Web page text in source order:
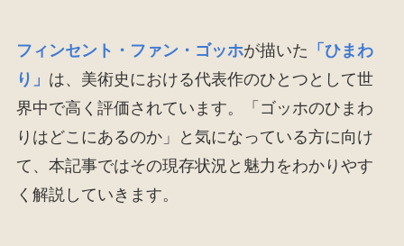
フィンセント・ファン・ゴッホが描いた 「ひまわ
り」 は、美術史における代表作のひとつとして世
界中で高く評価されています。「ゴッホのひまわ
りはどこにあるのか」と気になっている方に向け
て、本記事ではその現存状況と魅力をわかりやす
く解説していきます。